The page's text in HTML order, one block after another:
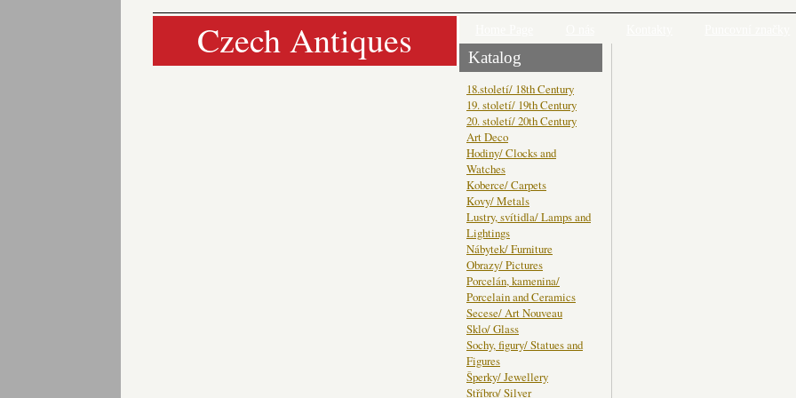
Czech Antiques Katalog
18.století/ 18th Century
19. století/ 19th Century
20. století/ 20th Century
Art Deco
Hodiny/ Clocks and
Watches
Koberce/ Carpets
Kovy/ Metals
Lustry, svítidla/ Lamps and
Lightings
Nábytek/ Furniture
Obrazy/ Pictures
Porcelán, kamenina/
Porcelain and Ceramics
Secese/ Art Nouveau
Sklo/ Glass
Sochy, figury/ Statues and
Figures
Šperky/ Jewellery
Stříbro/ Silver